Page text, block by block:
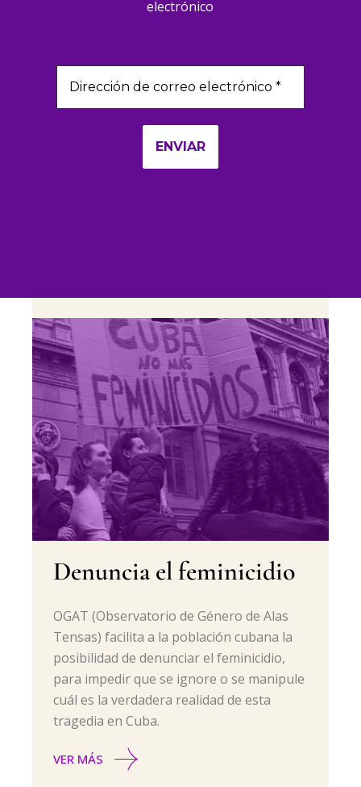
electrónico
Denuncia el feminicidio
OGAT (Observatorio de Género de Alas
Tensas) facilita a la población cubana la
posibilidad de denunciar el feminicidio,
para impedir que se ignore o se manipule
cuál es la verdadera realidad de esta
tragedia en Cuba.
VER MÁS